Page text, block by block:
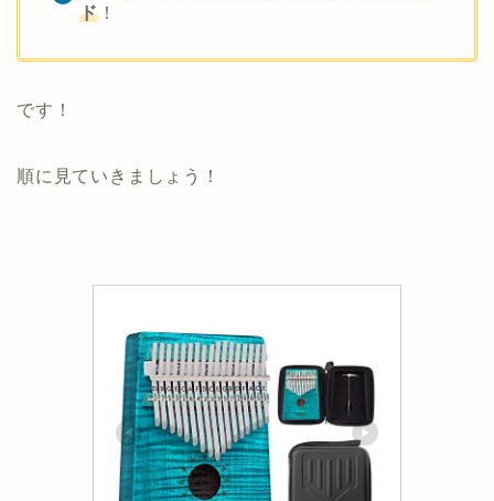
ド ！
です！
順に見ていきましょう！